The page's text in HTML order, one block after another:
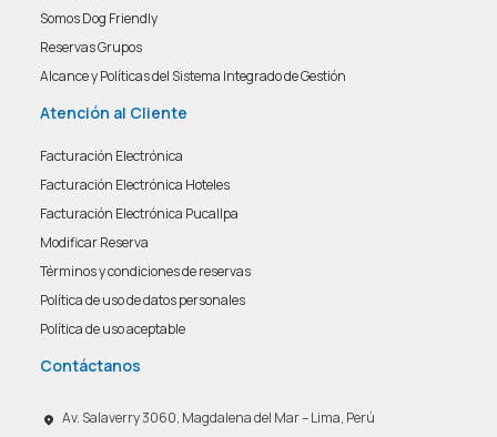
Somos Dog Friendly
Reservas Grupos
Alcance y Políticas del Sistema Integrado de Gestión
Atención al Cliente
Facturación Electrónica
Facturación Electrónica Hoteles
Facturación Electrónica Pucallpa
Modificar Reserva
Términos y condiciones de reservas
Política de uso de datos personales
Política de uso aceptable
Contáctanos
Av. Salaverry 3060, Magdalena del Mar – Lima, Perú